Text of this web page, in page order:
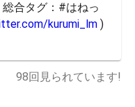
合タグ：#はねっ
kurumi_lm )
98回見られています!